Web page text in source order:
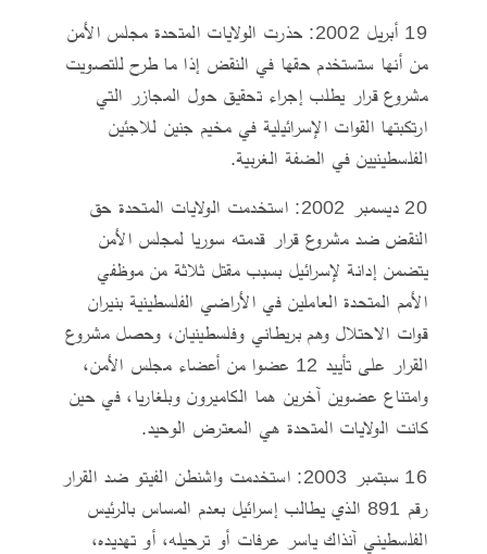
19 أبريل 2002: حذرت الولايات المتحدة مجلس الأمن
من أنها ستستخدم حقها في النقض إذا ما طرح للتصويت
مشروع قرار يطلب إجراء تحقيق حول المجازر التي
ارتكبتها القوات الإسرائيلية في مخيم جنين للاجئين
الفلسطينيين في الضفة الغربية.
20 ديسمبر 2002: استخدمت الولايات المتحدة حق
النقض ضد مشروع قرار قدمته سوريا لمجلس الأمن
يتضمن إدانة لإسرائيل بسبب مقتل ثلاثة من موظفي
الأمم المتحدة العاملين في الأراضي الفلسطينية بنيران
قوات الاحتلال وهم بريطاني وفلسطينيان، وحصل مشروع
القرار على تأييد 12 عضوا من أعضاء مجلس الأمن،
وامتناع عضوين آخرين هما الكاميرون وبلغاريا، في حين
كانت الولايات المتحدة هي المعترض الوحيد.
16 سبتمبر 2003: استخدمت واشنطن الفيتو ضد القرار
رقم 891 الذي يطالب إسرائيل بعدم المساس بالرئيس
الفلسطيني آنذاك ياسر عرفات أو ترحيله، أو تهديده،